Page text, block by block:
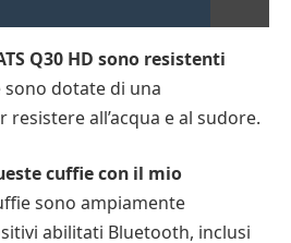
Q30 HD sono resistenti
sono dotate di una
resistere all’acqua e al sudore.
cuffie con il mio
sono ampiamente
abilitati Bluetooth, inclusi